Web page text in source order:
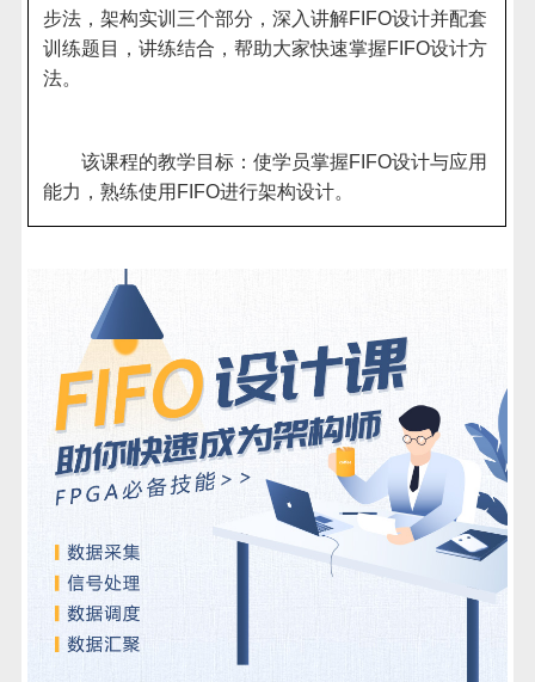
步法，架构实训三个部分，深入讲解FIFO设计并配套
训练题目，讲练结合，帮助大家快速掌握FIFO设计方
法。
该课程的教学目标：使学员掌握FIFO设计与应用
能力，熟练使用 FIFO进行架构设计。